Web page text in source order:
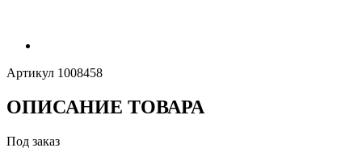
Артикул 1008458
ОПИСАНИЕ ТОВАРА
Под заказ